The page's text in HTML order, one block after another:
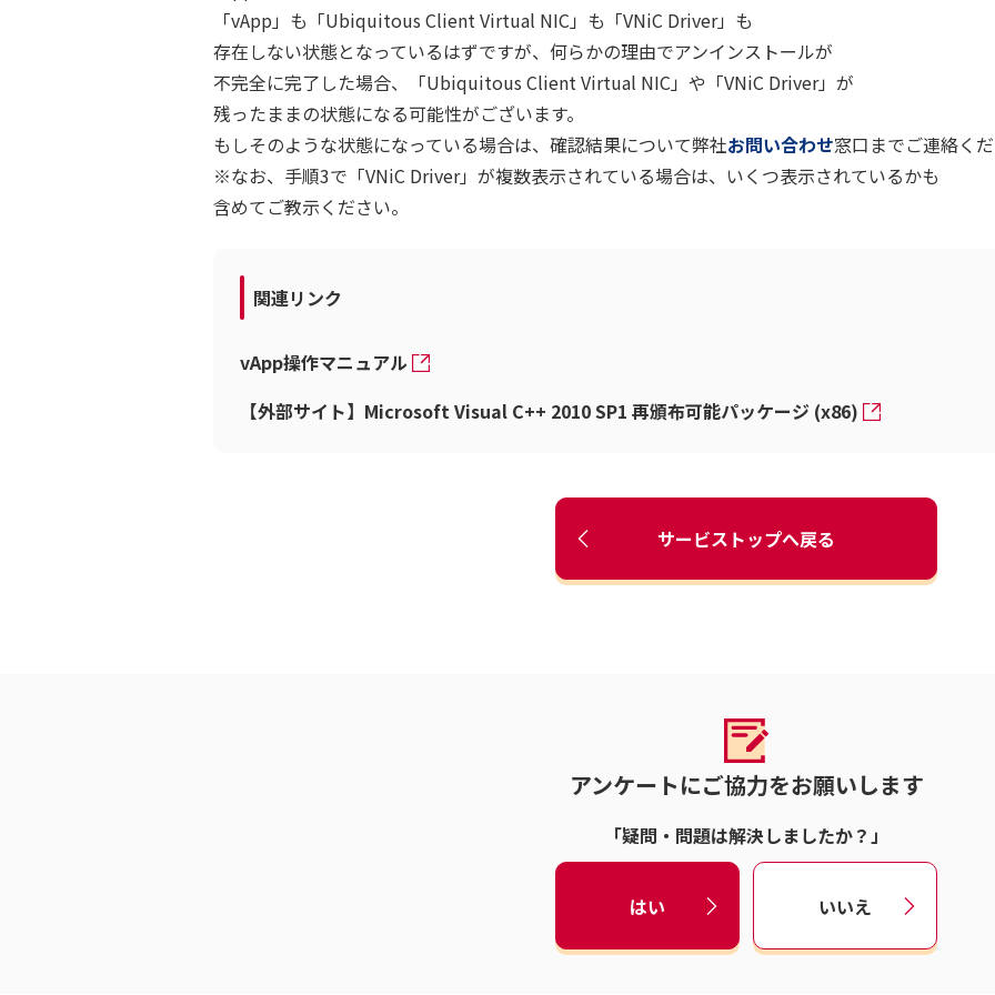
「vApp」も「Ubiquitous Client Virtual NIC」も「VNiC Driver」も
存在しない状態となっているはずですが、何らかの理由でアンインストールが
不完全に完了した場合、「Ubiquitous Client Virtual NIC」や「VNiC Driver」が
残ったままの状態になる可能性がございます。
もしそのような状態になっている場合は、確認結果について弊社お問い合わせ窓口までご連絡く
※なお、手順3で「VNiC Driver」が複数表示されている場合は、いくつ表示されているかも
含めてご教示ください。
関連リンク
vApp操作マニュアル
【外部サイト】Microsoft Visual C++ 2010 SP1 再頒布可能パッケージ (x86)
サービストップへ戻る
アンケートにご協力をお願いします
「疑問・問題は解決しましたか？」
はい いいえ